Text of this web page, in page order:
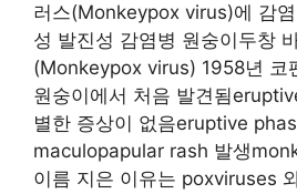
러스(Monkeypox virus)에 감
성 발진성 감염병 원숭이두창
(Monkeypox virus) 1958년 코
원숭이에서 처음 발견됨
별한 증상이 없음eruptive
maculopapular rash 발생
이름 지은 이유는 poxviruses